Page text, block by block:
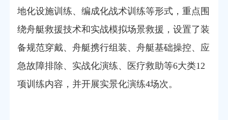
地化设施训练、编成化战术训练等形式，重点围
绕舟艇救援技术和实战模拟场景救援，设置了装
备规范穿戴、舟艇携行组装、舟艇基础操控、应
急故障排除、实战化演练、医疗救助等6大类12
项训练内容，并开展实景化演练4场次。